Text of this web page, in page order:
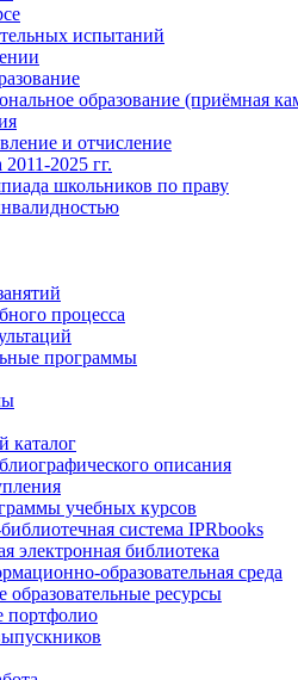
испытаний
образование (приёмная
и отчисление
2025 гг.
школьников по праву
процесса
программы
каталог
описания
учебных курсов
система IPRbooks
электронная библиотека
образовательная среда
образовательные ресурсы
портфолио